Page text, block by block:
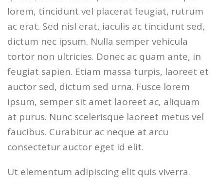
lorem, tincidunt vel placerat feugiat, rutrum
ac erat. Sed nisl erat, iaculis ac tincidunt sed,
dictum nec ipsum. Nulla semper vehicula
tortor non ultricies. Donec ac quam ante, in
feugiat sapien. Etiam massa turpis, laoreet et
auctor sed, dictum sed urna. Fusce lorem
ipsum, semper sit amet laoreet ac, aliquam
at purus. Nunc scelerisque laoreet metus vel
faucibus. Curabitur ac neque at arcu
consectetur auctor eget id elit.
Ut elementum adipiscing elit quis viverra.